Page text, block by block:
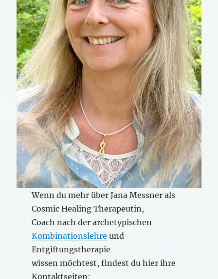
Wenn du mehr über Jana Messner als
Cosmic Healing Therapeutin,
Coach nach der archetypischen
Kombinationslehre und
Entgiftungstherapie
wissen möchtest, findest du hier ihre
Kontaktseiten: